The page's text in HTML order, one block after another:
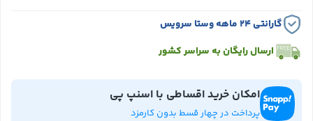
گارانتی ۲۴ ماهه وستا سرویس
ارسال رایگان به سراسر کشور
امکان خرید اقساطی با اسنپ پی
پرداخت در چهار قسط بدون کارمزد